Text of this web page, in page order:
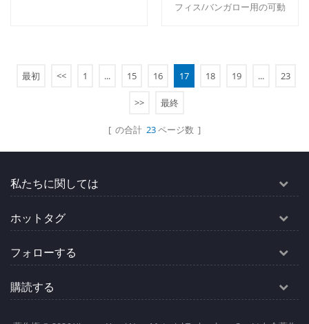
フィス/バンガロー用の可動
最初 << 1 ... 15 16 17 18 19 ... 23
>> 最終
[ の合計 23ページ数 ]
私たちに関しては
ホットタグ
フォローする
購読する